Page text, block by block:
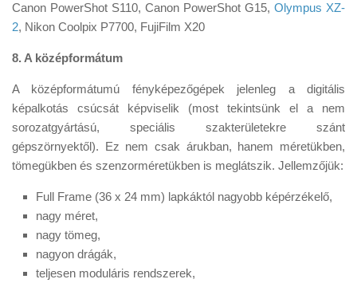
Canon PowerShot S110, Canon PowerShot G15, Olympus XZ-
2, Nikon Coolpix P7700, FujiFilm X20
8. A középformátum
A középformátumú fényképezőgépek jelenleg a digitális
képalkotás csúcsát képviselik (most tekintsünk el a nem
sorozatgyártású, speciális szakterületekre szánt
gépszörnyektől). Ez nem csak árukban, hanem méretükben,
tömegükben és szenzorméretükben is meglátszik. Jellemzőjük:
Full Frame (36 x 24 mm) lapkáktól nagyobb képérzékelő,
nagy méret,
nagy tömeg,
nagyon drágák,
teljesen moduláris rendszerek,